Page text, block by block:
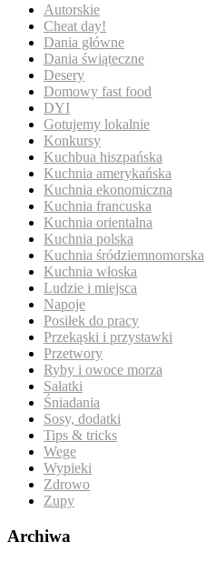
Autorskie
Cheat day!
Dania główne
Dania świąteczne
Desery
Domowy fast food
DYI
Gotujemy lokalnie
Konkursy
Kuchbua hiszpańska
Kuchnia amerykańska
Kuchnia ekonomiczna
Kuchnia francuska
Kuchnia orientalna
Kuchnia polska
Kuchnia śródziemnomorska
Kuchnia włoska
Ludzie i miejsca
Napoje
Posiłek do pracy
Przekąski i przystawki
Przetwory
Ryby i owoce morza
Sałatki
Śniadania
Sosy, dodatki
Tips & tricks
Wege
Wypieki
Zdrowo
Zupy
Archiwa